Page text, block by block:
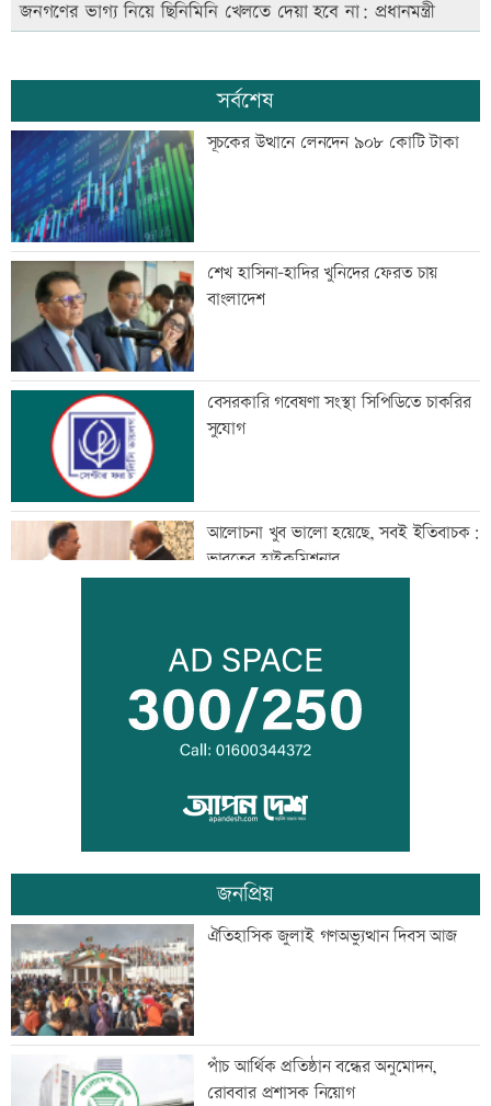
জনগণের ভাগ্য নিয়ে ছিনিমিনি খেলতে দেয়া হবে না: প্রধানমন্ত্রী
সর্বশেষ
সূচকের উত্থানে লেনদেন ৯০৮ কোটি টাকা
শেখ হাসিনা-হাদির খুনিদের ফেরত চায়
বাংলাদেশ
বেসরকারি গবেষণা সংস্থা সিপিডিতে চাকরির
সুযোগ
আলোচনা খুব ভালো হয়েছে, সবই ইতিবাচক:
ভারতের হাইকমিশনার
মানবিক বিভাগের অর্ধেকের বেশি শিক্ষার্থী
অকৃতকার্য
মেধার শতভাগ নিরপেক্ষ মূল্যায়ন নিশ্চিত করা
হয়েছে: মাহ্দী আমিন
এসএসসির ফলাফল পুনর্নিরীক্ষণের আবেদন
করবেন যেভাবে
তিন আর্থিক প্রতিষ্ঠানের লেনদেন সাময়িক বন্ধ
জনপ্রিয়
ঐতিহাসিক জুলাই গণঅভ্যুত্থান দিবস আজ
পাঁচ আর্থিক প্রতিষ্ঠান বন্ধের অনুমোদন,
রোববার প্রশাসক নিয়োগ